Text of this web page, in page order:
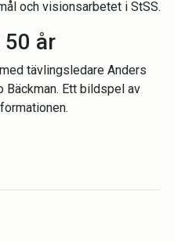
och visionsarbetet i StSS.
50 år
tävlingsledare Anders
Bäckman. Ett bildspel av